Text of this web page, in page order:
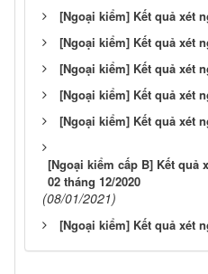
[Ngoại kiểm] Kết quả xét
[Ngoại kiểm] Kết quả xét
[Ngoại kiểm] Kết quả xét
[Ngoại kiểm] Kết quả xét
[Ngoại kiểm] Kết quả xét
[Ngoại kiểm cấp B] Kết quả
02 tháng 12/2020
(08/01/2021)
[Ngoại kiểm] Kết quả xét